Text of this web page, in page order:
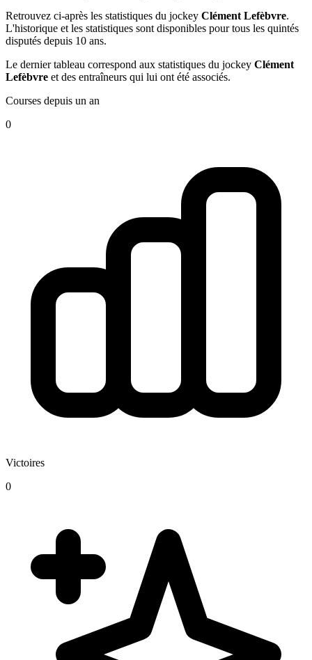
Retrouvez ci-après les statistiques du jockey Clément Lefèbvre.
L'historique et les statistiques sont disponibles pour tous les quintés
disputés depuis 10 ans.
Le dernier tableau correspond aux statistiques du jockey Clément
Lefèbvre et des entraîneurs qui lui ont été associés.
Courses depuis un an
0
Victoires
0